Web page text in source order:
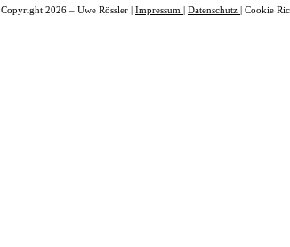
Copyright 2026 – Uwe Rössler | Impressum Datenschutz | Cookie